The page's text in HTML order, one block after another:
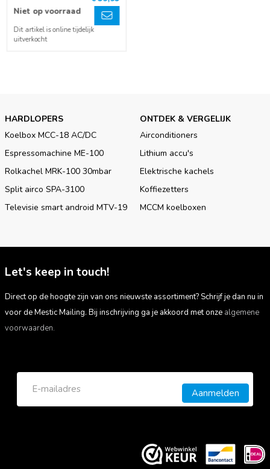
Niet op voorraad
Dit artikel is online tijdelijk
uitverkocht
HARDLOPERS
Koelbox MCC-18 AC/DC
Espressomachine ME-100
Rolkachel MRK-100 30mbar
Split airco SPA-3100
Televisie smart android MTV-19
ONTDEK & VERGELIJK
Airconditioners
Lithium accu's
Elektrische kachels
Koffiezetters
MCCM koelboxen
Let's keep in touch!
Direct op de hoogte zijn van ons nieuwste assortiment? Schrijf je dan nu in
voor de Mestic Mailing. Bij inschrijving ga je akkoord met onze algemene
voorwaarden.
Aanmelden